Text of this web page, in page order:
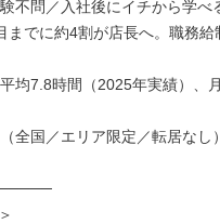
不問／入社後にイチから学べ
までに約4割が店長へ。職務
均7.8時間（2025年実績）、
全国／エリア限定／転居なし